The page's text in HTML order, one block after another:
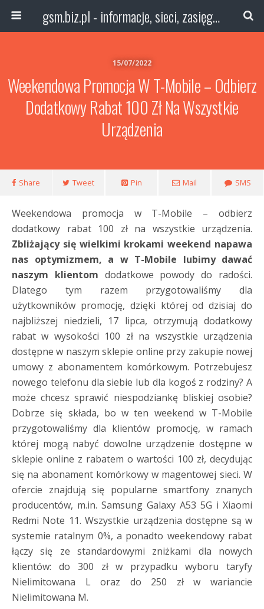
gsm.biz.pl - informacje, sieci, zasięg technologie
15/07/2022
Weekendowa Promocja W T-Mobile – Odbierz
Dodatkowy Rabat 100 Zł Na Wszystkie
Urządzenia
Share Tweet Pin Mail SMS
Weekendowa promocja w T-Mobile – odbierz
dodatkowy rabat 100 zł na wszystkie urządzenia.
Zbliżający się wielkimi krokami weekend napawa
nas optymizmem, a w T-Mobile lubimy dawać
naszym klientom dodatkowe powody do radości.
Dlatego tym razem przygotowaliśmy dla
użytkowników promocję, dzięki której od dzisiaj do
najbliższej niedzieli, 17 lipca, otrzymują dodatkowy
rabat w wysokości 100 zł na wszystkie urządzenia
dostępne w naszym sklepie online przy zakupie nowej
umowy z abonamentem komórkowym. Potrzebujesz
nowego telefonu dla siebie lub dla kogoś z rodziny? A
może chcesz sprawić niespodziankę bliskiej osobie?
Dobrze się składa, bo w ten weekend w T-Mobile
przygotowaliśmy dla klientów promocję, w ramach
której mogą nabyć dowolne urządzenie dostępne w
sklepie online z rabatem o wartości 100 zł, decydując
się na abonament komórkowy w magentowej sieci. W
ofercie znajdują się popularne smartfony znanych
producentów, m.in. Samsung Galaxy A53 5G i Xiaomi
Redmi Note 11. Wszystkie urządzenia dostępne są w
systemie ratalnym 0%, a ponadto weekendowy rabat
łączy się ze standardowymi zniżkami dla nowych
klientów: do 300 zł w przypadku wyboru taryfy
Nielimitowana L oraz do 250 zł w wariancie
Nielimitowana M.